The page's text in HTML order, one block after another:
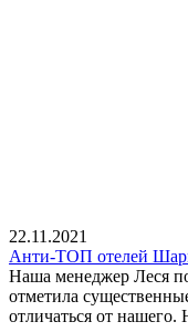
22.11.2021
Анти-ТОП отелей
Наша менеджер Леся
отметила
отличаться от